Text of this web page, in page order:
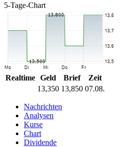
5-Tage-Chart
Realtime Geld Brief
Zeit
13,350 13,850 07.08.
Nachrichten
Analysen
Kurse
Chart
Dividende